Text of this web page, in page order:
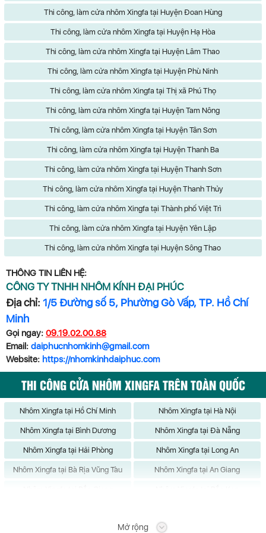
Thi công, làm cửa nhôm Xingfa tại Huyện Đoan Hùng
Thi công, làm cửa nhôm Xingfa tại Huyện Hạ Hòa
Thi công, làm cửa nhôm Xingfa tại Huyện Lâm Thao
Thi công, làm cửa nhôm Xingfa tại Huyện Phù Ninh
Thi công, làm cửa nhôm Xingfa tại Thị xã Phú Thọ
Thi công, làm cửa nhôm Xingfa tại Huyện Tam Nông
Thi công, làm cửa nhôm Xingfa tại Huyện Tân Sơn
Thi công, làm cửa nhôm Xingfa tại Huyện Thanh Ba
Thi công, làm cửa nhôm Xingfa tại Huyện Thanh Sơn
Thi công, làm cửa nhôm Xingfa tại Huyện Thanh Thủy
Thi công, làm cửa nhôm Xingfa tại Thành phố Việt Trì
Thi công, làm cửa nhôm Xingfa tại Huyện Yên Lập
Thi công, làm cửa nhôm Xingfa tại Huyện Sông Thao
THÔNG TIN LIÊN HỆ:
CÔNG TY TNHH NHÔM KÍNH ĐẠI PHÚC
Địa chỉ: 1/5 Đường số 5, Phường Gò Vấp, TP. Hồ Chí
Minh
Gọi ngay: 09.19.02.00.88
Email: daiphucnhomkinh@gmail.com
Website: https://nhomkinhdaiphuc.com
THI CÔNG CỬA NHÔM XINGFA TRÊN TOÀN QUỐC
Nhôm Xingfa tại Hồ Chí Minh Nhôm Xingfa tại Hà Nội
Nhôm Xingfa tại Bình Dương Nhôm Xingfa tại Đà Nẵng
Nhôm Xingfa tại Hải Phòng Nhôm Xingfa tại Long An
Nhôm Xingfa tại Bà Rịa Vũng Tàu Nhôm Xingfa tại An Giang
Nhôm Xingfa tại Bình Định
Mở rộng